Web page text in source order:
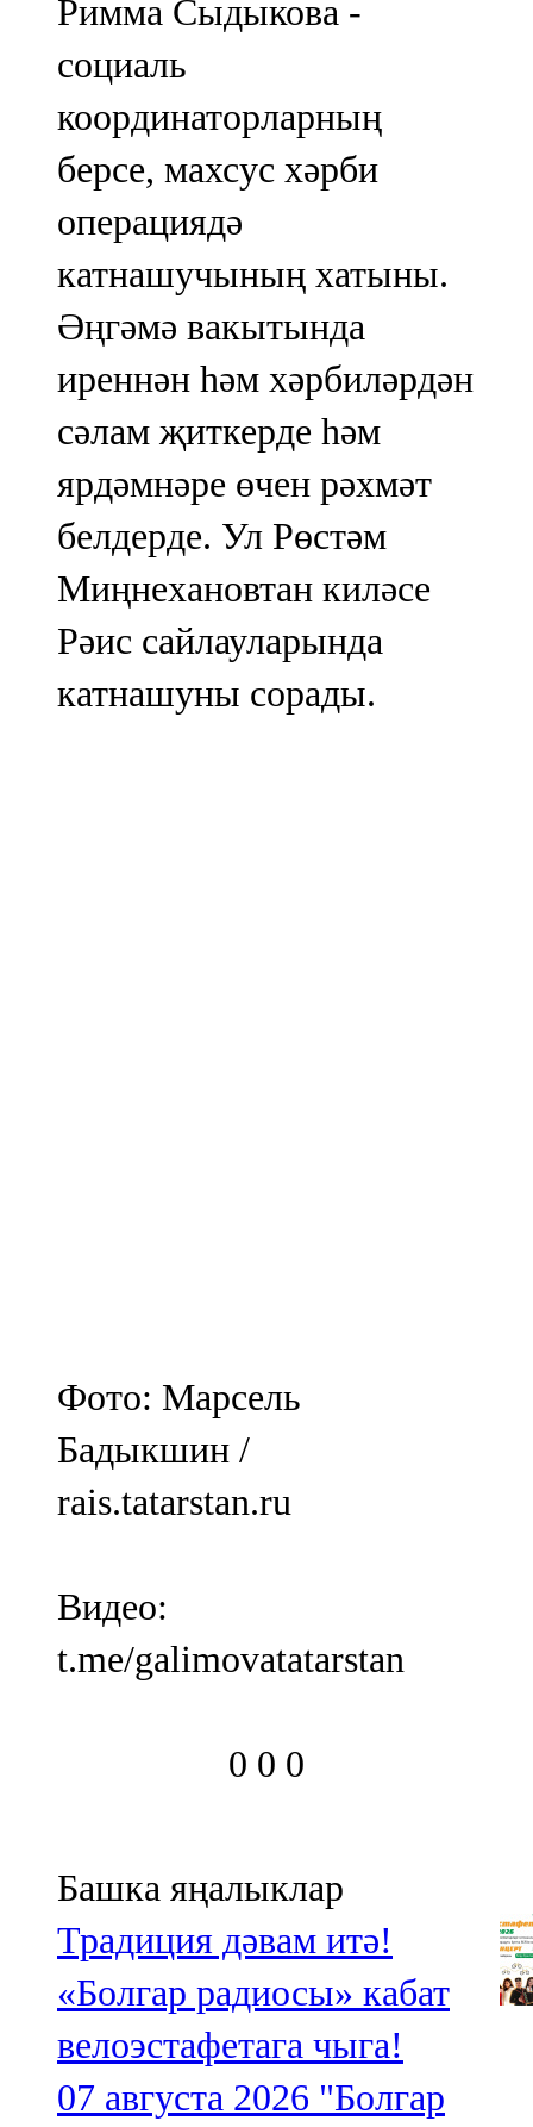
Римма Сыдыкова -
социаль
координаторларның
берсе, махсус хәрби
операциядә
катнашучының хатыны.
Әңгәмә вакытында
иреннән һәм хәрбиләрдән
сәлам җиткерде һәм
ярдәмнәре өчен рәхмәт
белдерде. Ул Рөстәм
Миңнехановтан киләсе
Рәис сайлауларында
катнашуны сорады.
Фото: Марсель
Бадыкшин /
rais.tatarstan.ru
Видео:
t.me/galimovatatarstan
0 0 0
Башка яңалыклар
Традиция дәвам итә!
«Болгар радиосы» кабат
велоэстафетага чыга!
07 августа 2026 "Болгар